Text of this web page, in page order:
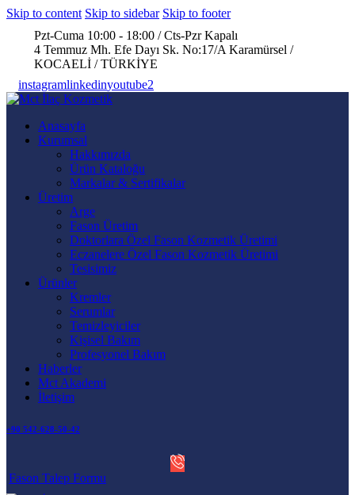
Skip to content Skip to sidebar Skip to footer
Pzt-Cuma 10:00 - 18:00 / Cts-Pzr Kapalı
4 Temmuz Mh. Efe Dayı Sk. No:17/A Karamürsel /
KOCAELİ / TÜRKİYE
instagramlinkedinyoutube2
Anasayfa
Kurumsal
Hakkımızda
Ürün Kataloğu
Markalar & Sertifikalar
Üretim
Arge
Fason Üretim
Doktorlara Özel Fason Kozmetik Üretimi
Eczanelere Özel Fason Kozmetik Üretimi
Tesisimiz
Ürünler
Kremler
Serumlar
Temizleyiciler
Kişisel Bakım
Profesyonel Bakım
Haberler
Mct Akademi
İletişim
+90 542-628-50-42
Fason Talep Formu